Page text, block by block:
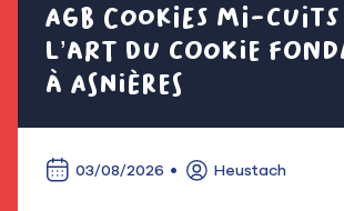
AGB Cookies mi-cuits
l’art du cookie
à Asnières
03/08/2026 Heustach